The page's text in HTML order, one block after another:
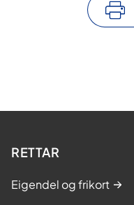
RETTAR
Eigendel og frikort